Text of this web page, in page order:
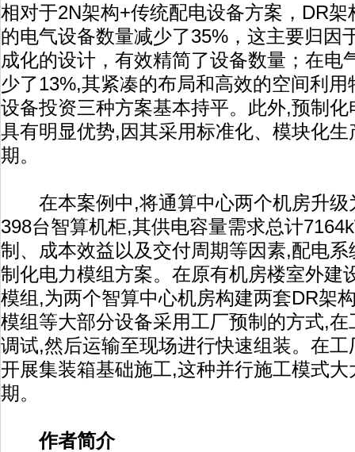
相对于2N架构+传统配电设备方案，DR
的电气设备数量减少了35%，这主要归因
成化的设计，有效精简了设备数量；在电
少了13%,其紧凑的布局和高效的空间利
设备投资三种方案基本持平。此外,预制
具有明显优势,因其采用标准化、模块化
期。
在本案例中,将通算中心两个机房升级
398台智算机柜,其供电容量需求总计
制、成本效益以及交付周期等因素,配电
制化电力模组方案。在原有机房楼室外建
模组,为两个智算中心机房构建两套DR架
模组等大部分设备采用工厂预制的方式,
调试,然后运输至现场进行快速组装。在
开展集装箱基础施工,这种并行施工模式
期。
作者简介